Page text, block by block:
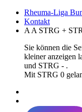
Rheuma-Liga
Kontakt
A A STRG +
Sie können die
kleiner anzeigen
und STRG - .
Mit STRG 0